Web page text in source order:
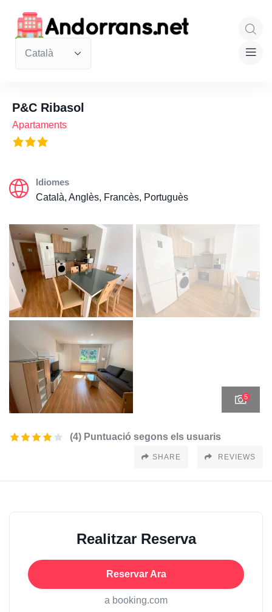
P&C Ribasol
Apartaments
Idiomes
Català, Anglès, Francès, Portuguès
5
(4) Puntuació segons els usuaris
SHARE REVIEWS
Realitzar Reserva
Reservar Ara
a booking.com